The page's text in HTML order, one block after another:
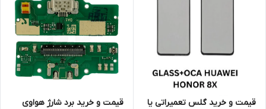
قیمت و خرید گلس تعمیراتی یا
قیمت و خرید برد شارژ هواوی